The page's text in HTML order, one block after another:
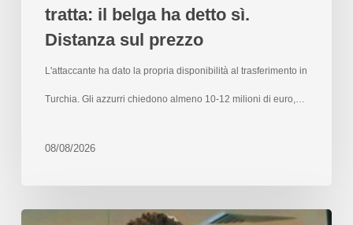
tratta: il belga ha detto sì.
Distanza sul prezzo
L'attaccante ha dato la propria disponibilità al trasferimento in
Turchia. Gli azzurri chiedono almeno 10-12 milioni di euro,…
08/08/2026